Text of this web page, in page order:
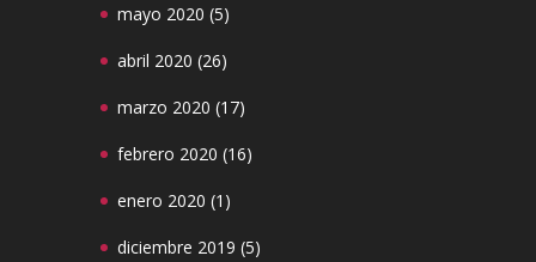
mayo 2020 (5)
abril 2020 (26)
marzo 2020 (17)
febrero 2020 (16)
enero 2020 (1)
diciembre 2019 (5)